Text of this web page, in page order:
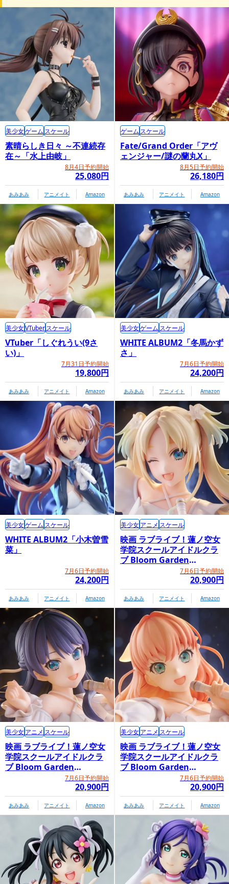
素晴らしき日々 ～不連続存
在～「水上由岐」
8月4日予約開始
25,080円
美少女ゲーム スケール
あみあみ アニメイト Amazon
Fate/Grand Order「アヴ
ェンジャー/謎の蘭丸X」
8月5日予約開始
26,180円
ゲーム スケール
あみあみ アニメイト Amazon
VTuber「しぐれうい(9さ
い)」
7月31日予約開始
19,800円
美少女VTuberスケール
あみあみ アニメイト Amazon
WHITE ALBUM2「冬馬かず
さ」
7月6日予約開始
24,200円
美少女ゲーム スケール
あみあみ アニメイト Amazon
WHITE ALBUM2「小木曽雪
菜」
7月6日予約開始
24,200円
美少女ゲーム スケール
あみあみ アニメイト Amazon
映画 ラブライブ！蓮ノ空女
学院スクールアイドルクラ
ブ Bloom Garden
Party「大沢瑠璃乃」7月6日予約開始
20,900円
美少女アニメ スケール
あみあみ アニメイト Amazon
映画 ラブライブ！蓮ノ空女
学院スクールアイドルクラ
ブ Bloom Garden
Party「村野さやか」7月6日予約開始
20,900円
美少女アニメ スケール
あみあみ アニメイト Amazon
映画 ラブライブ！蓮ノ空女
学院スクールアイドルクラ
ブ Bloom Garden
Party「日野下花帆」7月6日予約開始
20,900円
美少女アニメ スケール
あみあみ アニメイト Amazon